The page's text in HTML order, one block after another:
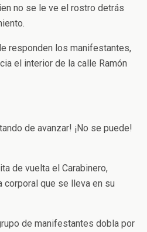
no se le ve el rostro detrás
responden los manifestantes,
el interior de la calle Ramón
de avanzar! ¡No se puede!
de vuelta el Carabinero,
corporal que se lleva en su
de manifestantes dobla por